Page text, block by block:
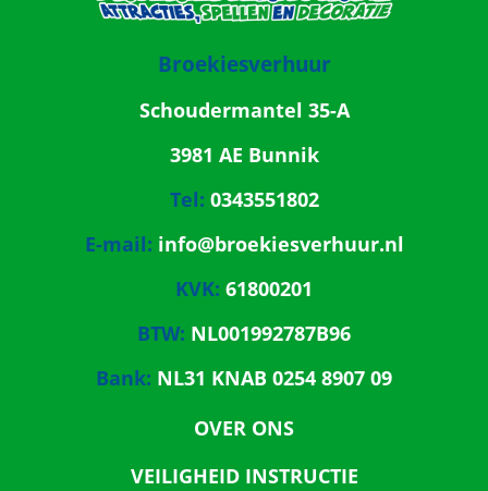
Broekiesverhuur
Schoudermantel 35-A
3981 AE Bunnik
Tel: 0343551802
E-mail: info@broekiesverhuur.nl
KVK: 61800201
BTW: NL001992787B96
Bank: NL31 KNAB 0254 8907 09
OVER ONS
VEILIGHEID INSTRUCTIE